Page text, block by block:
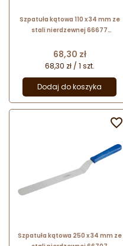
Szpatuła kątowa 110 x 34 mm ze
stali nierdzewnej 66677
Cena
68,30 zł
68,30 zł / 1 szt.
Dodaj do koszyka
Szpatuła kątowa 250 x 34 mm ze
